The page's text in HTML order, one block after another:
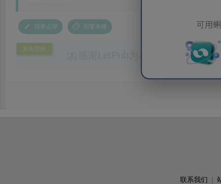
可用
我要点评 回复本楼
发表范例
感谢LetPub为本论文提供专业
务。编辑结合论文中全光谱响应S
效应及界面电荷传输等研究内容，
联系我们